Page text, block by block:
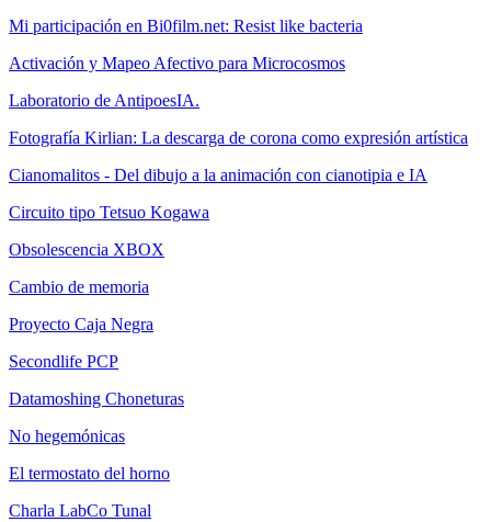
Mi participación en Bi0film.net: Resist like bacteria
Activación y Mapeo Afectivo para Microcosmos
Laboratorio de AntipoesIA.
Fotografía Kirlian: La descarga de corona como expresión artística
Cianomalitos - Del dibujo a la animación con cianotipia e IA
Circuito tipo Tetsuo Kogawa
Obsolescencia XBOX
Cambio de memoria
Proyecto Caja Negra
Secondlife PCP
Datamoshing Choneturas
No hegemónicas
El termostato del horno
Charla LabCo Tunal